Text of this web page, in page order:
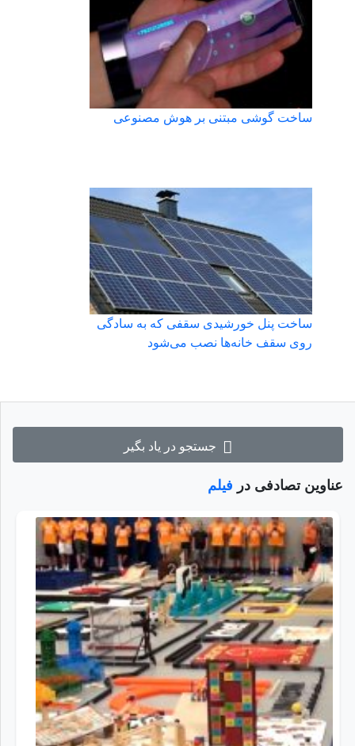
جستجو در یاد بگیر
عناوین تصادفی در فیلم
ساخت گوشی مبتنی بر هوش مصنوعی
ساخت پنل خورشیدی سقفی که به سادگی
روی سقف خانه‌ها نصب می‌شود